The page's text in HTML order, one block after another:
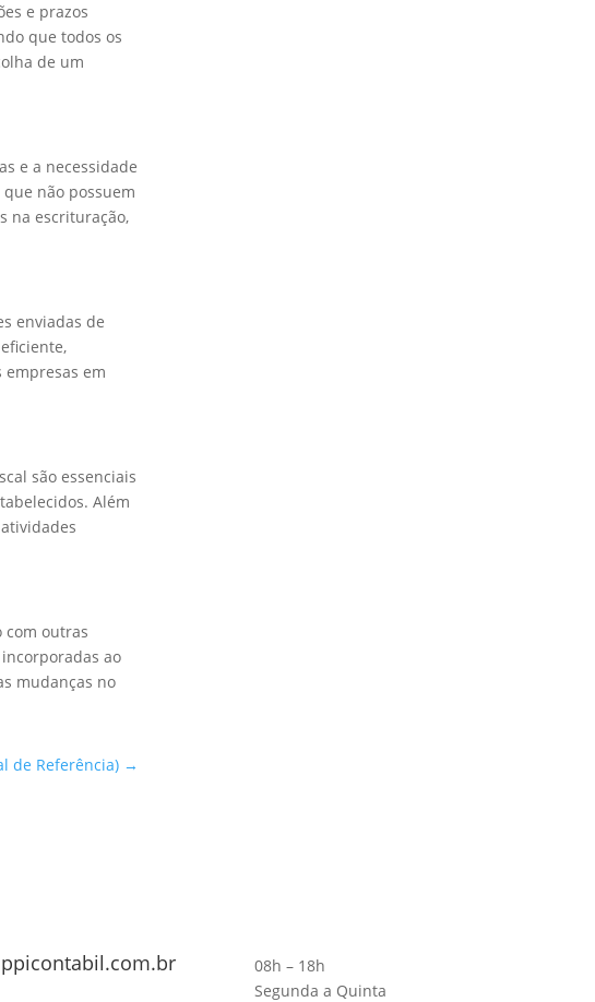
e prazos
que todos os
de um
e a necessidade
não possuem
na escrituração,
enviadas de
em
são essenciais
Além
com outras
ao
mudanças no
de Referência) →
08h – 18h
Segunda a Quinta